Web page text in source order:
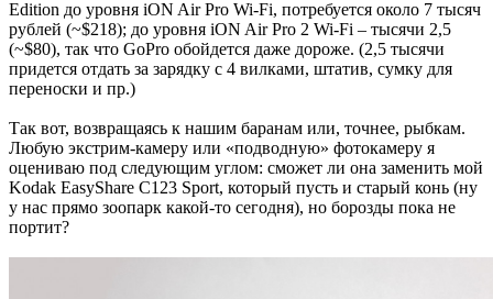
Edition до уровня iON Air Pro Wi-Fi, потребуется около 7 тысяч
рублей (~$218); до уровня iON Air Pro 2 Wi-Fi – тысячи 2,5
(~$80), так что GoPro обойдется даже дороже. (2,5 тысячи
придется отдать за зарядку с 4 вилками, штатив, сумку для
переноски и пр.)
Так вот, возвращаясь к нашим баранам или, точнее, рыбкам.
Любую экстрим-камеру или «подводную» фотокамеру я
оцениваю под следующим углом: сможет ли она заменить мой
Kodak EasyShare C123 Sport, который пусть и старый конь (ну
у нас прямо зоопарк какой-то сегодня), но борозды пока не
портит?